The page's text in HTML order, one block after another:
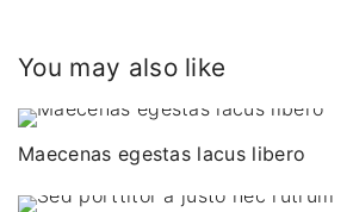
You may also like
Maecenas egestas lacus libero